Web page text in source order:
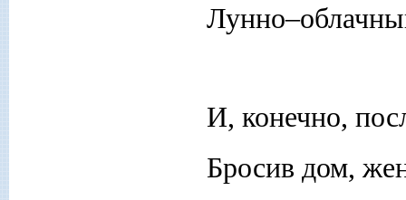
И, конечно,
Бросив дом,